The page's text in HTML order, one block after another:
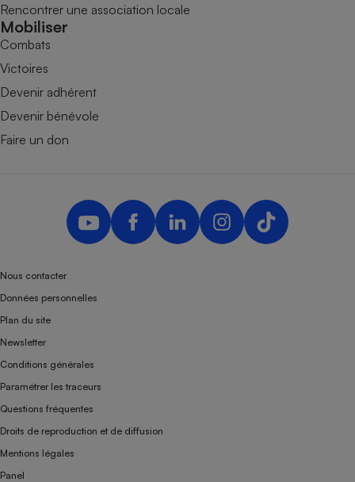
Rencontrer une association locale
Mobiliser
Combats
Victoires
Devenir adhérent
Devenir bénévole
Faire un don
Nous contacter
Données personnelles
Plan du site
Newsletter
Conditions générales
Paramétrer les traceurs
Questions fréquentes
Droits de reproduction et de diffusion
Mentions légales
Panel